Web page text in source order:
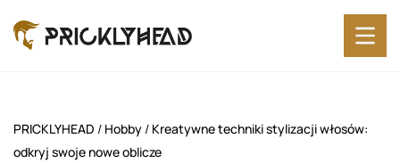
PRICKLYHEAD / Hobby / Kreatywne techniki stylizacji włosów:
odkryj swoje nowe oblicze